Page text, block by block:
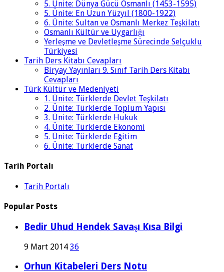
5. Ünite: Dünya Gücü Osmanlı (1453-1595)
5. Ünite: En Uzun Yüzyıl (1800-1922)
6. Ünite: Sultan ve Osmanlı Merkez Teşkilatı
Osmanlı Kültür ve Uygarlığı
Yerleşme ve Devletleşme Sürecinde Selçuklu
Türkiyesi
Tarih Ders Kitabı Cevapları
Biryay Yayınları 9. Sınıf Tarih Ders Kitabı
Cevapları
Türk Kültür ve Medeniyeti
1. Ünite: Türklerde Devlet Teşkilatı
2. Ünite: Türklerde Toplum Yapısı
3. Ünite: Türklerde Hukuk
4. Ünite: Türklerde Ekonomi
5. Ünite: Türklerde Eğitim
6. Ünite: Türklerde Sanat
Tarih Portalı
Tarih Portalı
Popular Posts
Bedir Uhud Hendek Savaşı Kısa Bilgi
9 Mart 2014 36
Orhun Kitabeleri Ders Notu